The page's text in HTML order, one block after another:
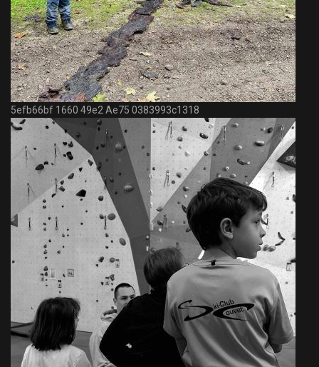
5efb66bf 1660 49e2 Ae75 0383993c1318